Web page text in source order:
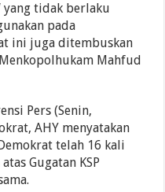
yang tidak berlaku
pada
ini juga ditembuskan
Mahfud
Pers (Senin,
AHY menyatakan
telah 16 kali
Gugatan KSP